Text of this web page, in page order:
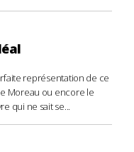
représentation de ce
Moreau ou encore le
qui ne sait se...